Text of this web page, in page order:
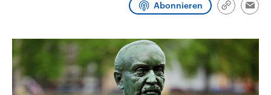
Abonnieren
Link